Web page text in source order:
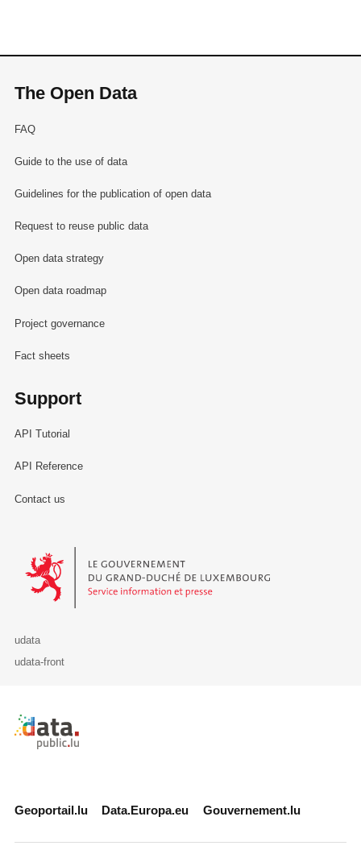
The Open Data
FAQ
Guide to the use of data
Guidelines for the publication of open data
Request to reuse public data
Open data strategy
Open data roadmap
Project governance
Fact sheets
Support
API Tutorial
API Reference
Contact us
Le Gouvernement du Grand-Duché de Luxembourg - Service
udata
udata-front
Retour à l'accueil de data.public.lu
Geoportail.lu Data.Europa.eu Gouvernement.lu